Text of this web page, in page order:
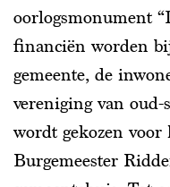
oorlogsmonument
financiën worden
gemeente, de
vereniging van
wordt gekozen
Burgemeester